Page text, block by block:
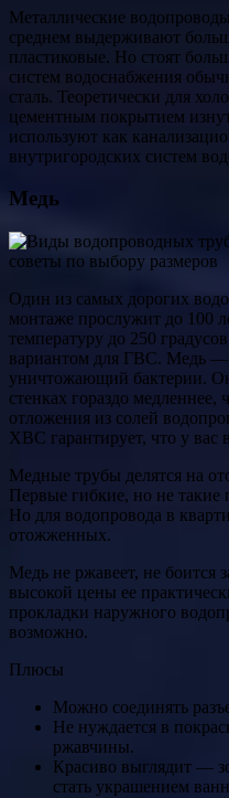
Металлические
среднем выдерживают
пластиковые. Но стоят
систем водоснабжения
сталь. Теоретически для
цементным покрытием
используют как
внутригородских систем
Медь
Один из самых дорогих
монтаже прослужит до 100
температуру до 250
вариантом для ГВС. Медь —
уничтожающий бактерии.
стенках гораздо медленнее,
отложения из солей
ХВС гарантирует, что у вас
Медные трубы делятся на
Первые гибкие, но не такие
Но для водопровода в
отожженных.
Медь не ржавеет, не боится
высокой цены ее
прокладки наружного
возможно.
Плюсы
Можно соединять
Не нуждается в
ржавчины.
Красиво выглядит —
стать украшением